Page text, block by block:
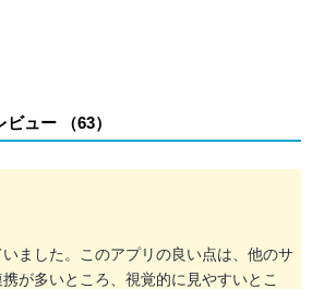
ビュー （63）
ました。このアプリの良い点は、他のサ
が多いところ、視覚的に見やすいとこ